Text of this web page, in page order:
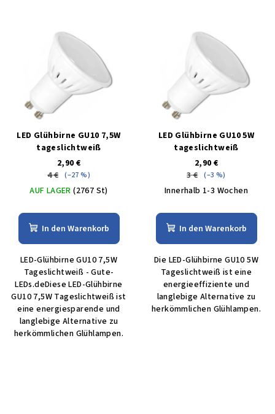
LED Glühbirne GU10 7,5W
tageslichtweiß
2,90 €
4 € (–27 %)
AUF LAGER(2767 St)
In den Warenkorb
LED-Glühbirne GU10 7,5W
Tageslichtweiß - Gute-
LEDs.deDiese LED-Glühbirne
GU10 7,5W Tageslichtweiß ist
eine energiesparende und
langlebige Alternative zu
herkömmlichen Glühlampen.
LED Glühbirne GU10 5W
tageslichtweiß
2,90 €
3 € (–3 %)
Innerhalb 1-3 Wochen
In den Warenkorb
Die LED-Glühbirne GU10 5W
Tageslichtweiß ist eine
energieeffiziente und
langlebige Alternative zu
herkömmlichen Glühlampen.